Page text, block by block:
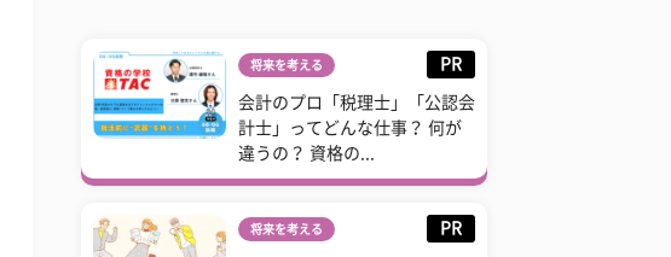
将来を考える PR
会計のプロ「税理士」「公認会
計士」ってどんな仕事？ 何が
違うの？ 資格の...
将来を考える PR